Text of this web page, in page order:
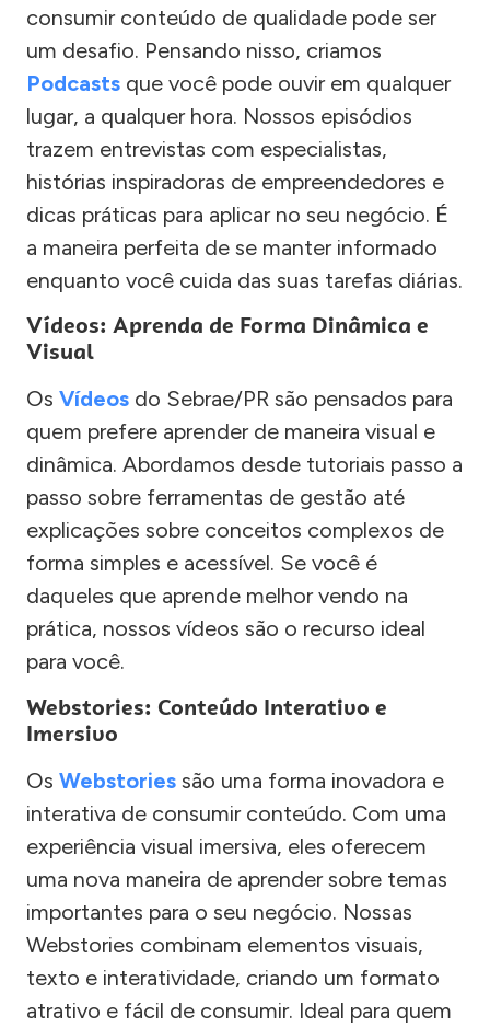
consumir conteúdo de qualidade pode ser
um desafio. Pensando nisso, criamos
Podcasts que você pode ouvir em qualquer
lugar, a qualquer hora. Nossos episódios
trazem entrevistas com especialistas,
histórias inspiradoras de empreendedores e
dicas práticas para aplicar no seu negócio. É
a maneira perfeita de se manter informado
enquanto você cuida das suas tarefas diárias.
Vídeos: Aprenda de Forma Dinâmica e
Visual
Os Vídeos do Sebrae/PR são pensados para
quem prefere aprender de maneira visual e
dinâmica. Abordamos desde tutoriais passo a
passo sobre ferramentas de gestão até
explicações sobre conceitos complexos de
forma simples e acessível. Se você é
daqueles que aprende melhor vendo na
prática, nossos vídeos são o recurso ideal
para você.
Webstories: Conteúdo Interativo e
Imersivo
Os Webstories são uma forma inovadora e
interativa de consumir conteúdo. Com uma
experiência visual imersiva, eles oferecem
uma nova maneira de aprender sobre temas
importantes para o seu negócio. Nossas
Webstories combinam elementos visuais,
texto e interatividade, criando um formato
atrativo e fácil de consumir. Ideal para quem